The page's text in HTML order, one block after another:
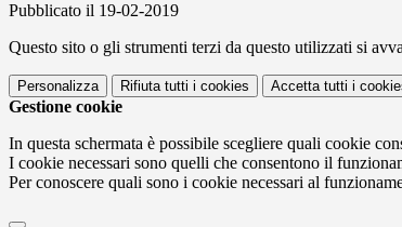
Pubblicato il 19-02-2019
Questo sito o gli strumenti terzi da questo utilizzati si
Personalizza Rifiuta tutti i cookies Accetta tutti i
Gestione cookie
In questa schermata è possibile scegliere quali cookie
I cookie necessari sono quelli che consentono il
Per conoscere quali sono i cookie necessari al